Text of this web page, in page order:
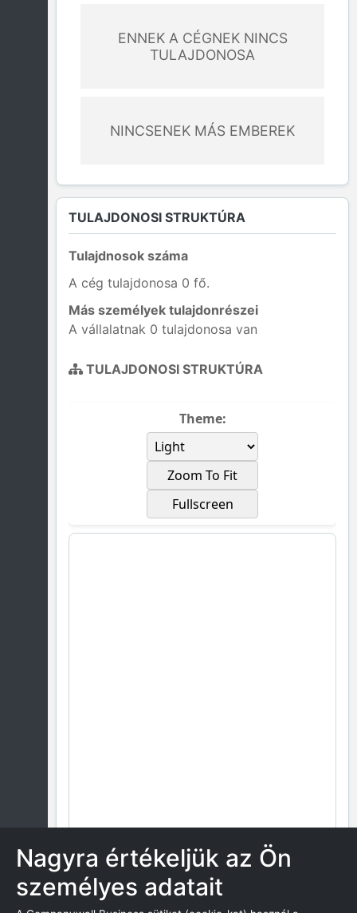
ENNEK A CÉGNEK NINCS
TULAJDONOSA
NINCSENEK MÁS EMBEREK
TULAJDONOSI STRUKTÚRA
Tulajdnosok száma
A cég tulajdonosa 0 fő.
Más személyek tulajdonrészei
A vállalatnak 0 tulajdonosa van
TULAJDONOSI STRUKTÚRA
Theme:
Zoom To Fit
Fullscreen
Nagyra értékeljük az Ön
személyes adatait